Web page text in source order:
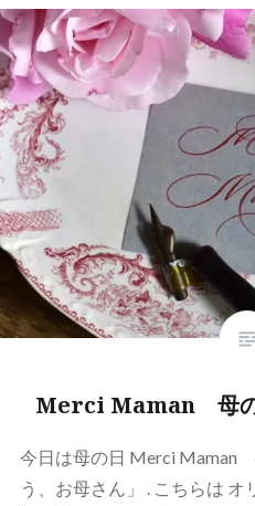
Merci Maman 母の
今日は母の日 Merci Maman
う、お母さん」 . こちらは